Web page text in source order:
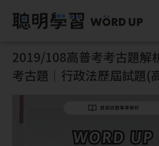
2019/108高普考考古題解
考古題｜行政法歷屆試題(